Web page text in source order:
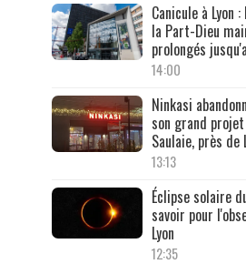
Canicule à Lyon
la Part-Dieu
prolongés
14:00
Ninkasi
son grand
Saulaie, près de
13:13
Éclipse solaire
savoir pour
Lyon
12:35